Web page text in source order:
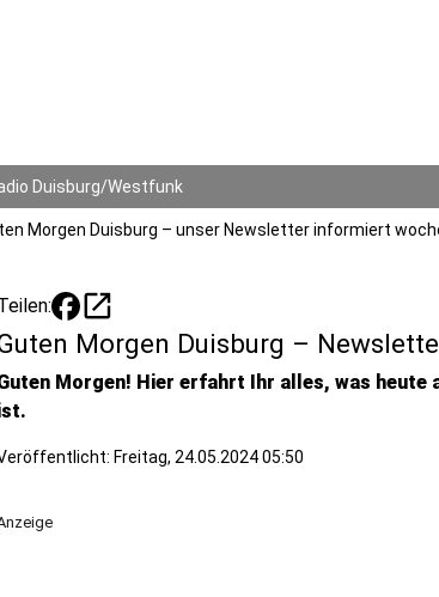
Duisburg/Westfunk
Morgen Duisburg – unser Newsletter informiert
open_in_new
Morgen Duisburg –
Morgen! Hier erfahrt Ihr alles, was heute
Freitag, 24.05.2024 05:50